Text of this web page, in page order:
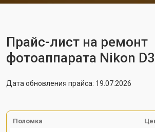
Прайс-лист на ремонт
фотоаппарата Nikon
Дата обновления прайса: 19.07.2026
Поломка